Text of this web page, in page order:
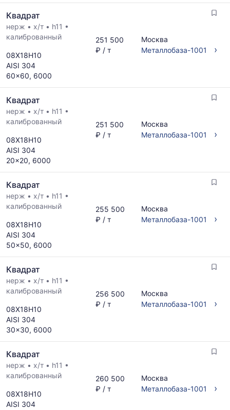
обновляется
по
мере
обновления
листов.
Квадрат
нерж • х/т • h11 •
калиброванный
08Х18Н10
AISI 304
60x60, 6000
251 500
₽ / т
Москва
Металлобаза-1001
›
Квадрат
нерж • х/т • h11 •
калиброванный
08Х18Н10
AISI 304
20x20, 6000
251 500
₽ / т
Москва
Металлобаза-1001
›
Квадрат
нерж • х/т • h11 •
калиброванный
08Х18Н10
AISI 304
50x50, 6000
255 500
₽ / т
Москва
Металлобаза-1001
›
Квадрат
нерж • х/т • h11 •
калиброванный
08Х18Н10
AISI 304
30x30, 6000
256 500
₽ / т
Москва
Металлобаза-1001
›
Квадрат
нерж • х/т • h11 •
калиброванный
08Х18Н10
AISI 304
260 500
₽ / т
Москва
Металлобаза-1001
›